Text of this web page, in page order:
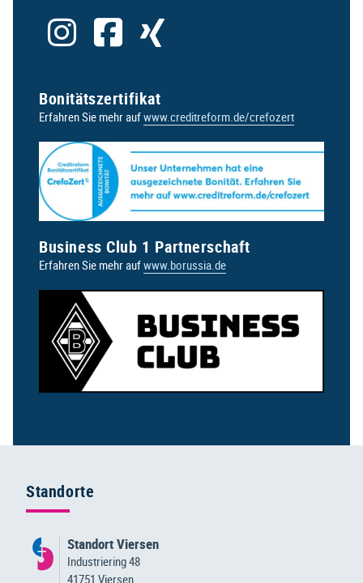
Bonitätszertifikat
Erfahren Sie mehr aufwww.creditreform.de/crefozert
Business Club 1 Partnerschaft
Erfahren Sie mehr aufwww.borussia.de
Standorte
Standort Viersen
Industriering 48
41751 Viersen